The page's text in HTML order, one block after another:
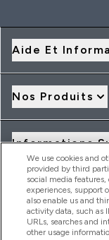
Aide Et
Nos Produits
Informations
Offres Et
We use cookies and
provided by third
social media
experiences, support
also enable us and
activity data, such as
URLs, searches and
other usage